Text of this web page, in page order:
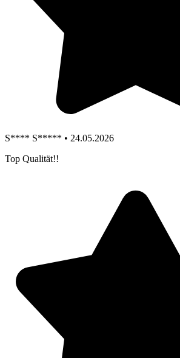
S**** S***** • 24.05.2026
Top Qualität!!